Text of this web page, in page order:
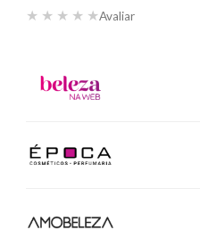
★ ★ ★ ★ ★Avaliar